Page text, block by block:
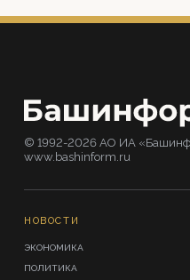
© 1992-2026 АО ИА
www.bashinform.ru
НОВОСТИ
ЭКОНОМИКА
ПОЛИТИКА